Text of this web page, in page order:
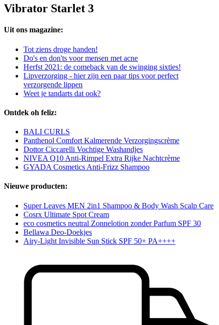
Vibrator Starlet 3
Uit ons magazine:
Tot ziens droge handen!
Do's en don'ts voor mensen met acne
Herfst 2021: de comeback van de swinging sixties!
Lipverzorging - hier zijn een paar tips voor perfect
verzorgende lippen
Weet je tandarts dat ook?
Ontdek oh feliz:
BALI CURLS
Panthenol Comfort Kalmerende Verzorgingscrème
Dottor Ciccarelli Vochtige Washandjes
NIVEA Q10 Anti-Rimpel Extra Rijke Nachtcrème
GYADA Cosmetics Anti-Frizz Shampoo
Nieuwe producten:
Super Leaves MEN 2in1 Shampoo & Body Wash Scalp Care
Cosrx Ultimate Spot Cream
eco cosmetics neutral Zonnelotion zonder Parfum SPF 30
Bellawa Deo-Doekjes
Airy-Light Invisible Sun Stick SPF 50+ PA++++